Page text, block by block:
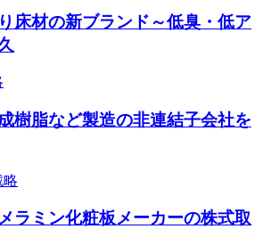
床材の新ブランド～低臭・低ア
樹脂など製造の非連結子会社を
略
ラミン化粧板メーカーの株式取